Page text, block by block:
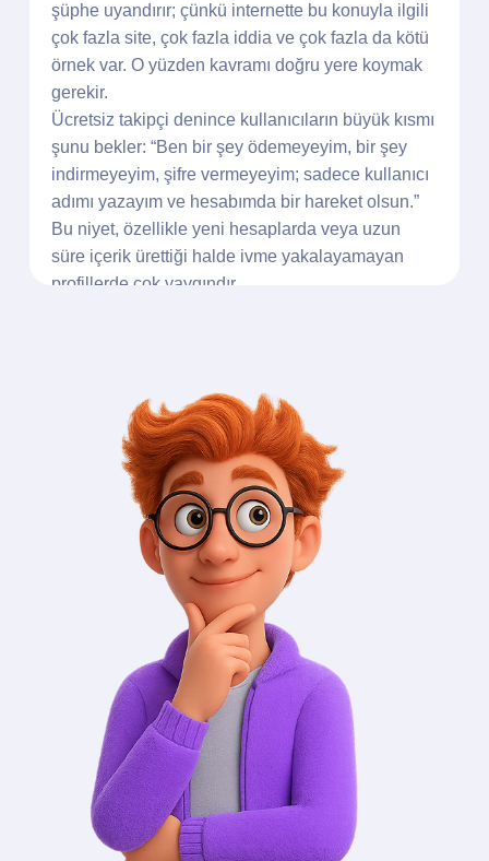
şüphe uyandırır; çünkü internette bu konuyla ilgili
çok fazla site, çok fazla iddia ve çok fazla da kötü
örnek var. O yüzden kavramı doğru yere koymak
gerekir.
Ücretsiz takipçi denince kullanıcıların büyük kısmı
şunu bekler: “Ben bir şey ödemeyeyim, bir şey
indirmeyeyim, şifre vermeyeyim; sadece kullanıcı
adımı yazayım ve hesabımda bir hareket olsun.”
Bu niyet, özellikle yeni hesaplarda veya uzun
süre içerik ürettiği halde ivme yakalayamayan
profillerde çok yaygındır.
hesap ve kullanıcı bulunur. Bu kullanıcılar
birbirlerine denk gelmekte zorlanır. Yakın
çevresini bulmakta veya senkronizasyon etmekte
kolay hareket sağlansa da genel olarak ön plana
çıkmak oldukça zordur. Instagram içerisinde ön
plana çıkmak için takipçi ve etkileşim sayılarının
önemi büyüktür. Instagram ücretsiz takipçi
servisimiz sayesinde profilinize yeni kişiler
kazandırmanız mümkündür. Bu sayede hesabınız
etkileşim bakımından üst seviyeye erişecektir.
Instagram Ücretsiz
Takipçi Almak Hesabı
Riske Atar Mı?
Sosyal medyada görünür olmak için bazı
stratejilere başvurulması gerekecek. Rekabet